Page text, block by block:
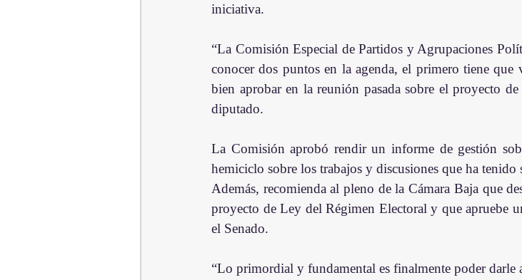
iniciativa.
“La Comisión Especial de Partidos y Agrupaciones
conocer dos puntos en la agenda, el primero tiene
bien aprobar en la reunión pasada sobre el proyecto
diputado.
La Comisión aprobó rendir un informe de gestión
hemiciclo sobre los trabajos y discusiones que ha tenido
Además, recomienda al pleno de la Cámara Baja que
proyecto de Ley del Régimen Electoral y que apruebe
el Senado.
“Lo primordial y fundamental es finalmente poder